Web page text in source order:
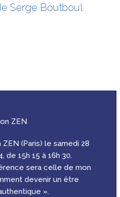
Serge Boutboul
ZEN
(Paris) le samedi 28
de 15h 15 à 16h 30.
sera celle de mon
devenir un être
».